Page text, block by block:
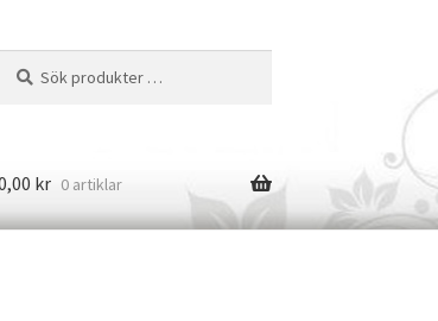
efter:
kr 0 artiklar